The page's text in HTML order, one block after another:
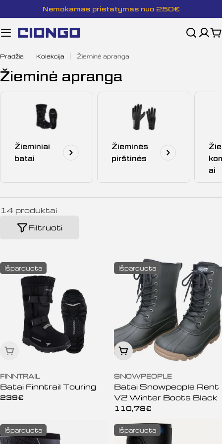
prie
turinio
Nemokamas pristatymas nuo 250€
Pradžia Kolekcija Žieminė apranga
K
o
a
Žieminė apranga
Žieminiai
batai
Žieminės
pirštinės
ai
14 produktai
Filtruoti
Išparduota
Išparduota
FINNTRAIL
Batai Finntrail Touring
Įprasta
239€
Išparduota
Peržiūrėti
SNOWPEOPLE
Batai Snowpeople Rent
V2 Winter Boots Black
Įprasta
110,78€
Išparduota Išparduota